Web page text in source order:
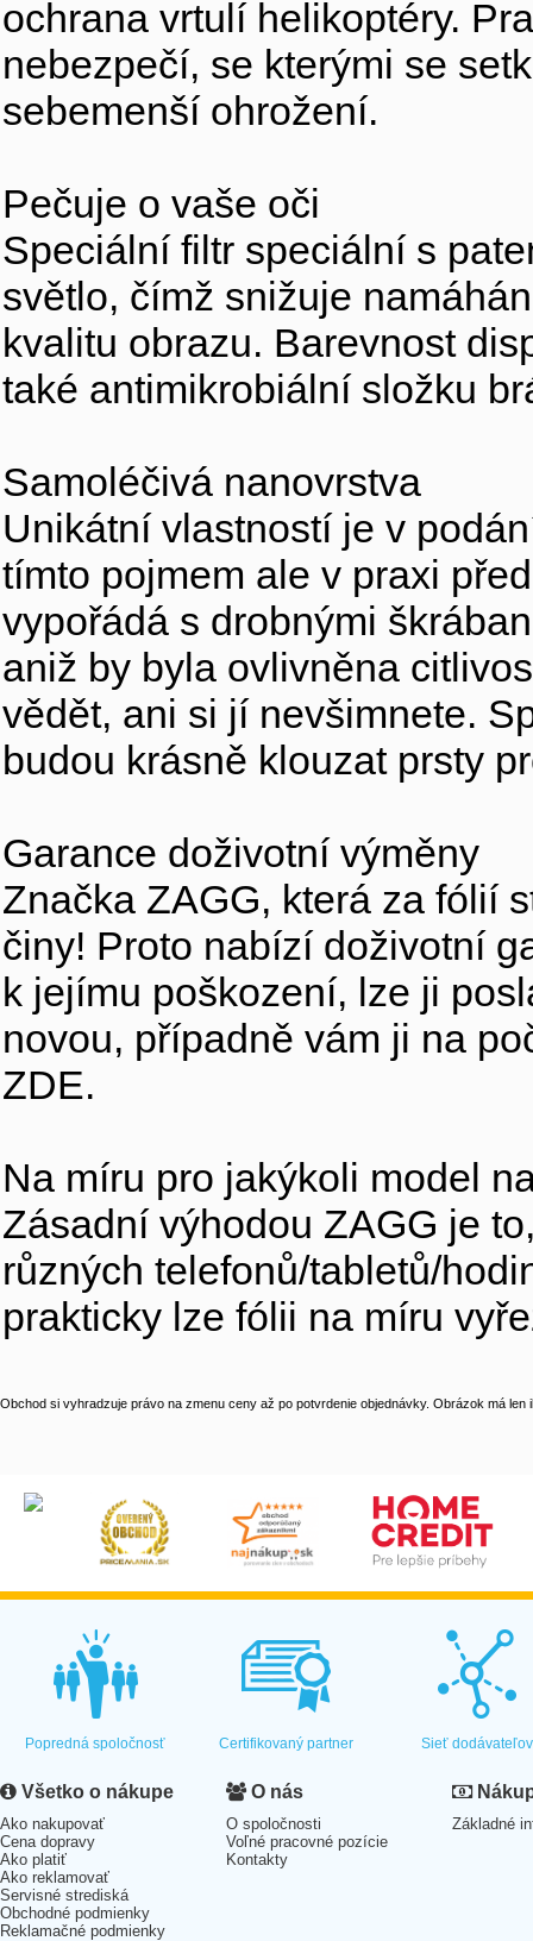
ochrana vrtulí helikoptéry.
nebezpečí, se kterými se
sebemenší ohrožení.
Pečuje o vaše oči
Speciální filtr speciální s
světlo, čímž snižuje
kvalitu obrazu. Barevnost
také antimikrobiální složku
Samoléčivá nanovrstva
Unikátní vlastností je v
tímto pojmem ale v praxi
vypořádá s drobnými
aniž by byla ovlivněna
vědět, ani si jí nevšimnete.
budou krásně klouzat prsty
Garance doživotní výměny
Značka ZAGG, která za fólií
činy! Proto nabízí doživotní
k jejímu poškození, lze ji
novou, případně vám ji na
ZDE.
Na míru pro jakýkoli model
Zásadní výhodou ZAGG je
různých telefonů/tabletů/
prakticky lze fólii na míru
Obchod si vyhradzuje právo na zmenu ceny až po potvrdenie objednávky. Obrázok má len
Popredná spoločnosť Certifikovaný partner Sieť dodávateľov
Všetko o nákupe
Ako nakupovať
Cena dopravy
Ako platiť
Ako reklamovať
Servisné strediská
Obchodné podmienky
Reklamačné podmienky
O nás
O spoločnosti
Voľné pracovné pozície
Kontakty
Základné